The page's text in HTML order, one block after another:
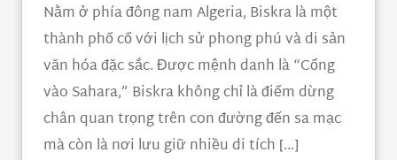
Nằm ở phía đông nam Algeria, Biskra là một
thành phố cổ với lịch sử phong phú và di sản
văn hóa đặc sắc. Được mệnh danh là “Cổng
vào Sahara,” Biskra không chỉ là điểm dừng
chân quan trọng trên con đường đến sa mạc
mà còn là nơi lưu giữ nhiều di tích […]